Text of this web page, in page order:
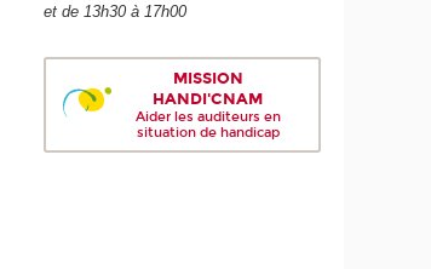
et de 13h30 à 17h00
MISSION
HANDI'CNAM
Aider les auditeurs en
situation de handicap